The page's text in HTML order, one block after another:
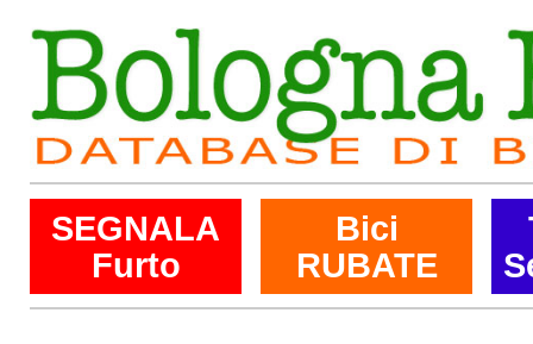
SEGNALA
Furto
Bici
RUBATE